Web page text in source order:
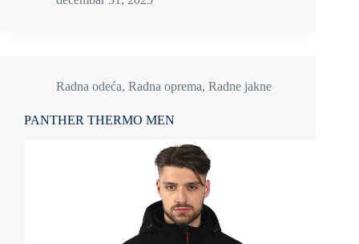
Radna odeća, Radna oprema, Radne jakne
PANTHER THERMO MEN